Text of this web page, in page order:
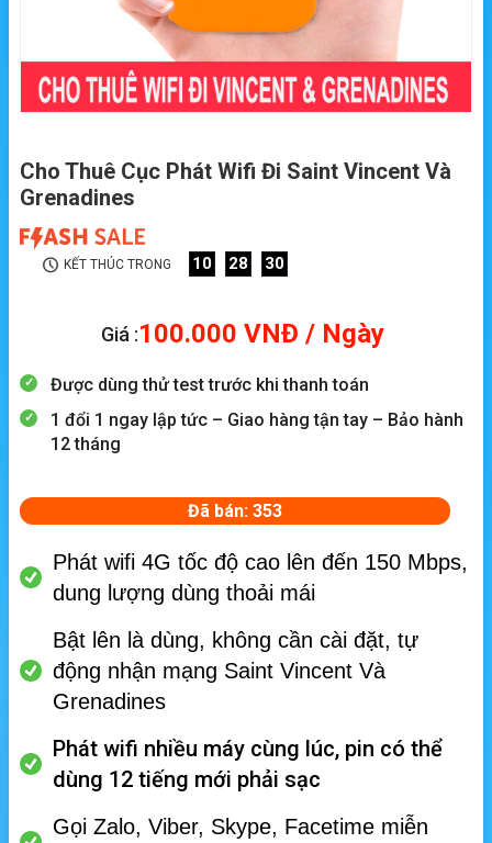
Cho Thuê Cục Phát Wifi Đi Saint Vincent Và
Grenadines
KẾT THÚC TRONG 10 28 30
Giá :100.000 VNĐ / Ngày
Được dùng thử test trước khi thanh toán
1 đổi 1 ngay lập tức – Giao hàng tận tay – Bảo hành
12 tháng
Đã bán: 353
Phát wifi 4G tốc độ cao lên đến 150 Mbps,
dung lượng dùng thoải mái
Bật lên là dùng, không cần cài đặt, tự
động nhận mạng Saint Vincent Và
Grenadines
Phát wifi nhiều máy cùng lúc, pin có thể
dùng 12 tiếng mới phải sạc
Gọi Zalo, Viber, Skype, Facetime miễn